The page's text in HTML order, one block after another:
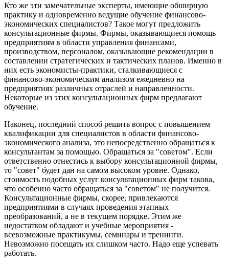
Кто же эти замечательные эксперты, имеющие обширную
практику и одновременно ведущие обучение финансово-
экономических специалистов? Такое могут предложить
консультационные фирмы. Фирмы, оказывающиеся помощь
предприятиям в области управления финансами,
производством, персоналом, оказывающие рекомендации в
составлении стратегических и тактических планов. Именно в
них есть экономисты-практики, сталкивающиеся с
финансово-экономическим анализом ежедневно на
предприятиях различных отраслей и направленности.
Некоторые из этих консультационных фирм предлагают
обучение.
Наконец, последний способ решить вопрос с повышением
квалификации для специалистов в области финансово-
экономического анализа, это непосредственно обращаться к
консультантам за помощью. Обращаться за "советом". Если
ответственно отнестись к выбору консультационной фирмы,
то "совет" будет дан на самом высоком уровне. Однако,
стоимость подобных услуг консультационных фирм такова,
что особенно часто обращаться за "советом" не получится.
Консультационные фирмы, скорее, привлекаются
предприятиями в случаях проведения этапных
преобразований, а не в текущем порядке. Этим же
недостатком обладают и учебные мероприятия -
всевозможные практикумы, семинары и тренинги.
Невозможно посещать их слишком часто. Надо еще успевать
работать.